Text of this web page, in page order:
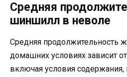
Средняя
шиншилл в неволе
Средняя продолжительность
домашних условиях зависит
включая условия содержания,